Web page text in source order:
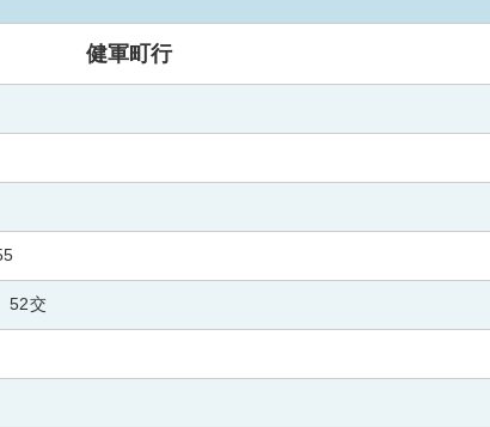
健軍町行
52交